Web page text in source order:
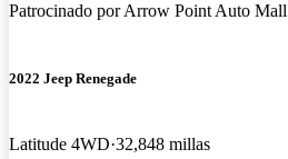
Patrocinado porArrow Point Auto Mall
2022 Jeep Renegade
Latitude 4WD 32,848 millas